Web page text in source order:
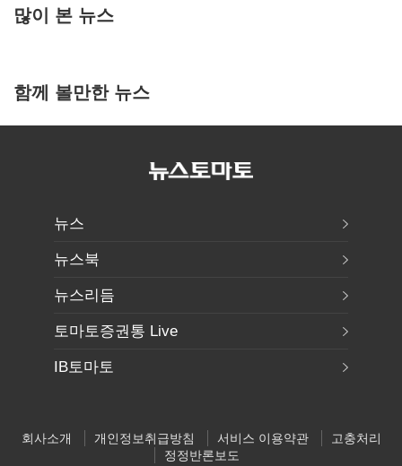
많이 본 뉴스
함께 볼만한 뉴스
뉴스
뉴스북
뉴스리듬
토마토증권통 Live
IB토마토
회사소개 개인정보취급방침 서비스 이용약관
고충처리
정정반론보도